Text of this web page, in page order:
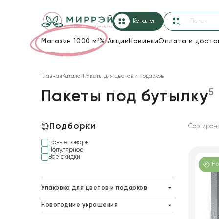
Каталог
Магазин 1000 м²%Акции НовинкиОплата и
Корзины и плетеные изделия
Коробки для цветов
Декор для дома
Пакеты для цветов и подарков
Главная КаталогПакеты для цветов и подарков
Пакеты под бутылку5
Подборки
Новые товары
Популярное
Все скидки
Упаковка для цветов и подарков
Гофрированная бумага
Пленка для цветов
Новогодние украшения